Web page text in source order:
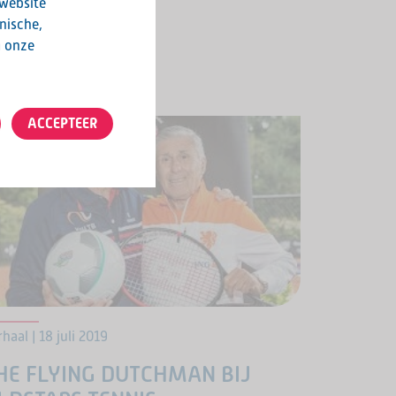
was heel emotioneel. Ik was erg blij
ik mijn maten weer zag.”
LEES MEER
| 18 juli 2019
FLYING DUTCHMAN BIJ
onze
ACCEPTEER